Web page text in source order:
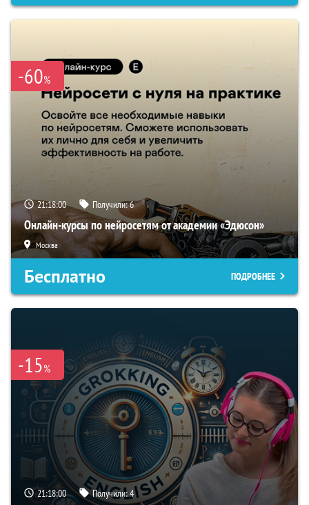
-60%
21:17:59 Получили:6
Онлайн-курсы по нейросетям от академии «Эдюсон»
Москва
Бесплатно ПОДРОБНЕЕ
-15%
21:17:59 Получили:4